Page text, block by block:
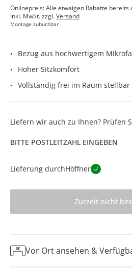
Onlinepreis: Alle etwaigen Rabatte bereits
Inkl. MwSt. zzgl.Versand
Montage zubuchbar
Bezug aus hochwertigem
Hoher Sitzkomfort
Vollständig frei im Raum stellbar
Liefern wir auch zu Ihnen? Prüfen
BITTE POSTLEITZAHL EINGEBEN
Lieferung durchHöffner
Zurzeit nicht
Vor Ort ansehen &